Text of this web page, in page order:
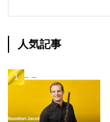
人気記事